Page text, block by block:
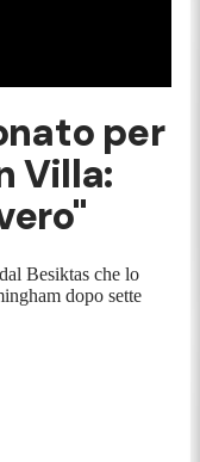
per
Villa:
Besiktas che lo
dopo sette